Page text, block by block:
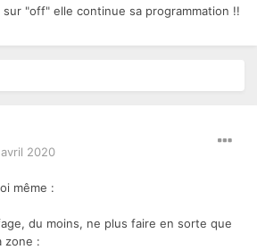
sur "off" elle continue sa programmation !!
2020
même :
du moins, ne plus faire en sorte que
zone :